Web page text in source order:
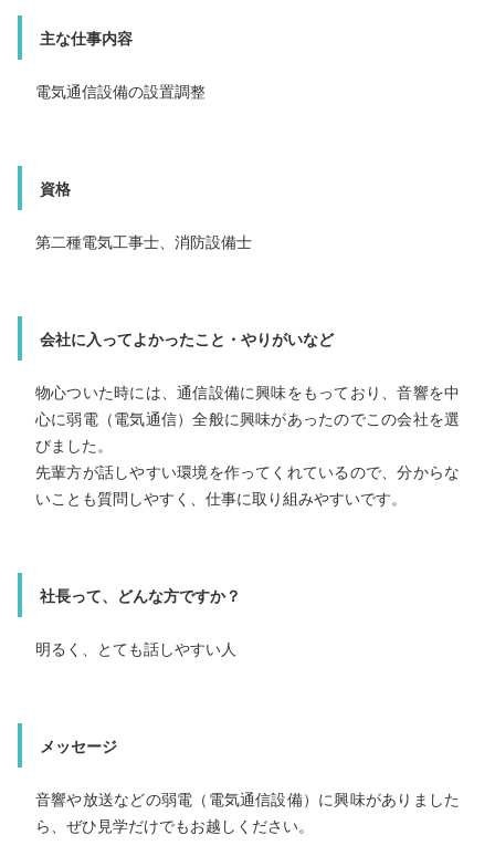
主な仕事内容
電気通信設備の設置調整
資格
第二種電気工事士、消防設備士
会社に入ってよかったこと・やりがいなど
物心ついた時には、通信設備に興味をもっており、音響を中
心に弱電（電気通信）全般に興味があったのでこの会社を選
びました。
先輩方が話しやすい環境を作ってくれているので、分からな
いことも質問しやすく、仕事に取り組みやすいです。
社長って、どんな方ですか？
明るく、とても話しやすい人
メッセージ
音響や放送などの弱電（電気通信設備）に興味がありました
ら、ぜひ見学だけでもお越しください。
会社に入ってよかったこと・やりがいなど
地元、新潟で働きたいと考えていました。学校や病院など
公共性の高い分野での仕事が多いことに魅力を感じ、この
自分が携わった現場を見ると自分の仕事にやりがいを感じ
ことができます。
社長って、どんな方ですか？
会うと積極的に話しかけてくれて、話しやすい雰囲気です。
就職活動は、将来にとって大きな起点となります。できるだ
け多くの会社説明会などに参加し、自分に合った会社を見つ
けられるとよいと思います。
電気通信設備全般に関わる営業
取引先からの信頼が厚い会社ですので、会社の一員であることの自覚や責任、誇りを持って取り組んでいます。営業として、お客様とのコミュニケーションを大切にし、信頼関係を築いていけることにやりがいを感じています。
第一子が生まれる際に、当時はまだ前例がなかった男性社員の育児休暇取得をしました。時代の流れに合わせ柔軟な考えを持ち、社員のことを考えてくれる社長だと思います。
就活をする際に、給与や福利厚生を判断材料にする方もいると思いますが、「その会社で働く自分に自信が持てるか」「会社の企業理念に共感できるか」ということも大切な判断基準だと思います。